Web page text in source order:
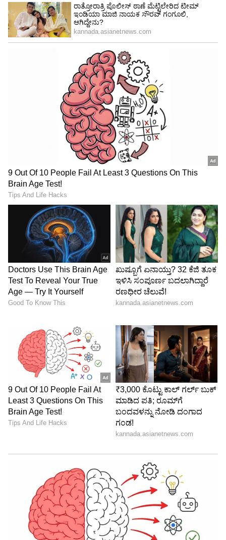
ಪೋಸ್ಟ್‌ ಮಾಡಿದ್ದಾಗ ಟೀಕೆ ಮಾಡುತ್ತಿದ್ದ ನೆಟ್ಟಿಗರೇ ಈ ಬಾರಿ
ಆಕೆಯ ಸೌಂದರ್ಯವನ್ನು ಮನಸಾರೆ ಹೊಗಳಿದ್ದಾರೆ.
ಸಾಂಪ್ರದಾಯಿಕ ಉಡುಗೆಯಲ್ಲಿ ಬಹಳ ಮುದ್ದಾಗಿ ಕಾಣಿಸುತ್ತೀರಿ
ಎಂದು ಕಾಮೆಂಟ್‌ ಮಾಡಿದ್ದಾರೆ.
Image Credit :Instagram./niveditha Gowda
ಬಿಗ್‌ಬಾಸ್‌ ಸೀಸನ್-5ನ ಅತ್ಯಂತ ಕಿರಿಯ ಸ್ಪರ್ಧಿಯಾಗಿ
ಎಂಟ್ರಿಯಾಗಿದ್ದ ನಿವೇದಿತಾ ಗೌಡ ಇದೇ ಸೀಸನ್‌ನಲ್ಲಿದ್ದ
ಇನ್ನೊಬ್ಬ ಸ್ಪರ್ಧಿ ಸಂಗೀತ ನಿರ್ದೇಶಕ ಚಂದನ್‌ ಶೆಟ್ಟಿಯನ್ನು
ಪ್ರೀತಿಸಿ ಮದುವೆಯಾಗಿದ್ದರು. ಆದರೆ, ಈ ಮದುವೆ ಹೆಚ್ಚು ಕಾಲ
ಉಳಿಯಲಿಲ್ಲ.
Image Credit :Instagram./niveditha Gowda